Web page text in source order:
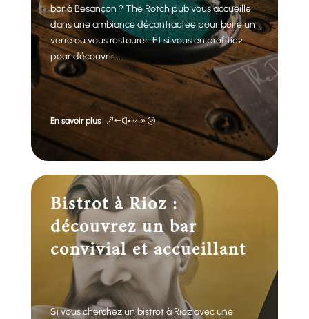
bar à Besançon ? The Rotch pub vous accueille
dans une ambiance décontractée pour boire un
verre ou vous restaurer. Et si vous en profitiez
pour découvrir...
En savoir plus
Bistrot à Rioz :
découvrez un bar
convivial et accueillant
Si vous cherchez un bistrot à Rioz avec une